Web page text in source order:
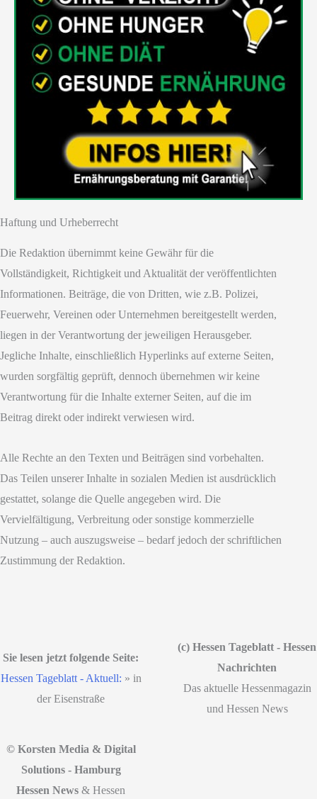
Haftung und Urheberrecht
Die Redaktion übernimmt keine Gewähr für die
Vollständigkeit, Richtigkeit und Aktualität der veröffentlichten
Informationen. Beiträge, die von Dritten, wie z.B. Polizei,
Feuerwehr, Vereinen oder Unternehmen bereitgestellt werden,
liegen in der Verantwortung der jeweiligen Herausgeber.
Jegliche Inhalte, einschließlich Hyperlinks auf externe Seiten,
wurden sorgfältig geprüft, dennoch übernehmen wir keine
Verantwortung für die Inhalte externer Seiten, auf die im
Beitrag direkt oder indirekt verwiesen wird.
Alle Rechte an den Texten und Beiträgen sind vorbehalten.
Das Teilen unserer Inhalte in sozialen Medien ist ausdrücklich
gestattet, solange die Quelle angegeben wird. Die
Vervielfältigung, Verbreitung oder sonstige kommerzielle
Nutzung – auch auszugsweise – bedarf jedoch der schriftlichen
Zustimmung der Redaktion.
Sie lesen jetzt folgende Seite:
Hessen Tageblatt - Aktuell: » in
der Eisenstraße
(c) Hessen Tageblatt - Hessen
Nachrichten
Das aktuelle Hessenmagazin
und Hessen News
© Korsten Media & Digital
Solutions - Hamburg
Hessen News & Hessen